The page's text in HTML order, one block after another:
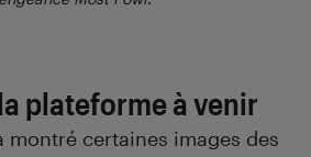
plateforme à venir
certaines images des